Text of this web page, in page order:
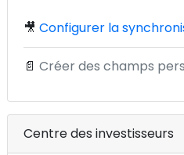
🎥 Configurer la
📄 Créer des champs
Centre des investisseurs